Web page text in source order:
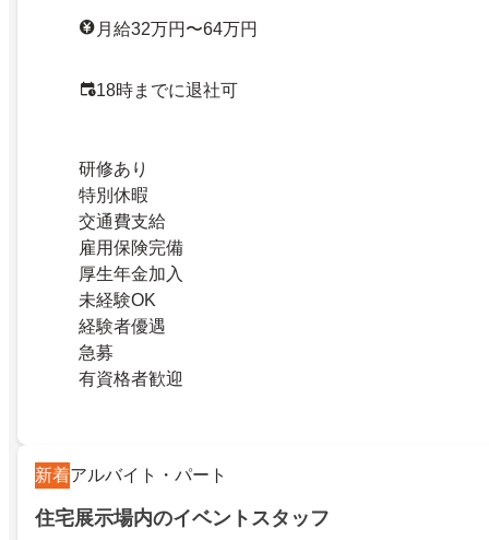
月給32万円〜64万円
18時までに退社可
研修あり
特別休暇
交通費支給
雇用保険完備
厚生年金加入
未経験OK
経験者優遇
急募
有資格者歓迎
新着アルバイト・パート
住宅展示場内のイベントスタッフ